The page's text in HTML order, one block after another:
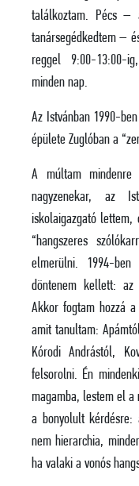
találkoztam. Pécs –
tanársegédkedtem –
reggel 9:00-13:00-
minden nap.
Az Istvánban 1990-
épülete Zuglóban a
A múltam mindenre
nagyzenekar, az
iskolaigazgató
“hangszeres
elmerülni. 1994-
döntenem kellett: az
Akkor fogtam hozzá
amit tanultam:
Kórodi Andrástól,
felsorolni. Én
magamba, lestem el a
a bonyolult kérdésre:
nem hierarchia,
ha valaki a vonós